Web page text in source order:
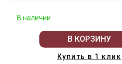
В наличии
В КОРЗИНУ
Купить в 1 клик